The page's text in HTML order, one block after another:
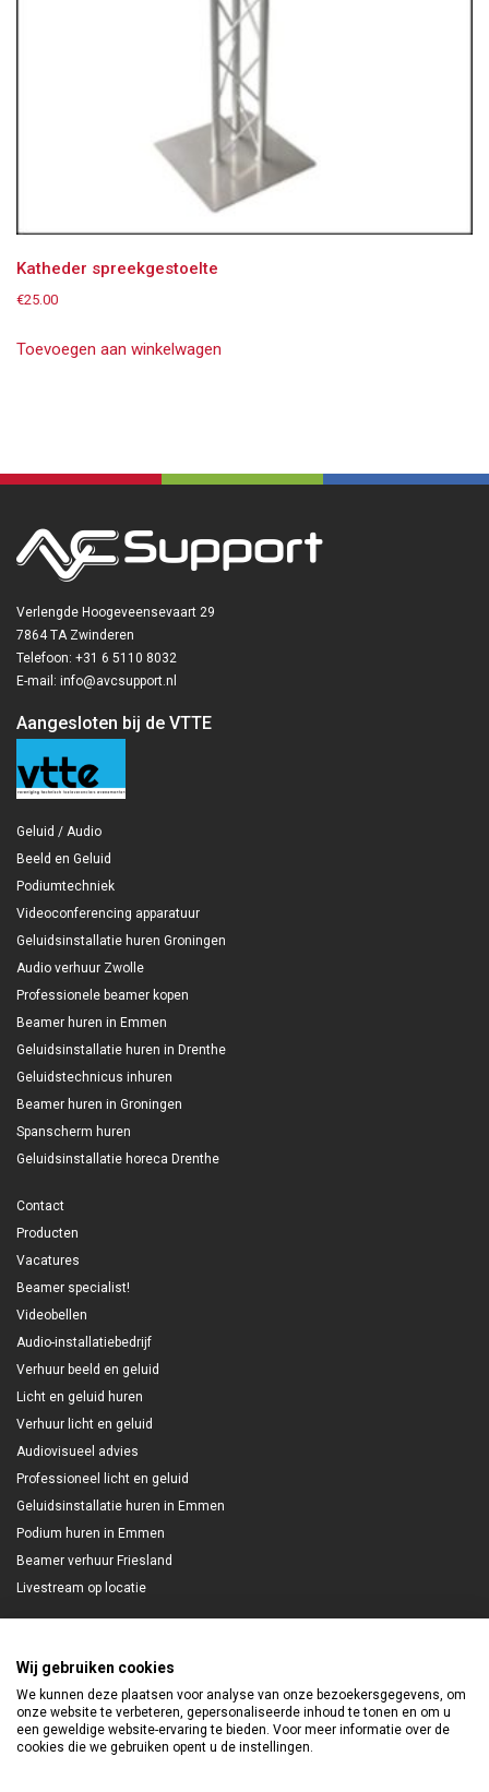
Katheder spreekgestoelte
€25.00
Toevoegen aan winkelwagen
Verlengde Hoogeveensevaart 29
7864 TA Zwinderen
Telefoon: +31 6 5110 8032
E-mail: info@avcsupport.nl
Aangesloten bij de VTTE
Geluid / Audio
Beeld en Geluid
Podiumtechniek
Videoconferencing apparatuur
Geluidsinstallatie huren Groningen
Audio verhuur Zwolle
Professionele beamer kopen
Beamer huren in Emmen
Geluidsinstallatie huren in Drenthe
Geluidstechnicus inhuren
Beamer huren in Groningen
Spanscherm huren
Geluidsinstallatie horeca Drenthe
Contact
Producten
Vacatures
Beamer specialist!
Videobellen
Audio-installatiebedrijf
Verhuur beeld en geluid
Licht en geluid huren
Verhuur licht en geluid
Audiovisueel advies
Professioneel licht en geluid
Geluidsinstallatie huren in Emmen
Podium huren in Emmen
Beamer verhuur Friesland
Livestream op locatie
Nieuwsbrief
Meld je aan en blijf gratis op de hoogte!
Wij gebruiken cookies
We kunnen deze plaatsen voor analyse van onze bezoekersgegevens, om
onze website te verbeteren, gepersonaliseerde inhoud te tonen en om u
een geweldige website-ervaring te bieden. Voor meer informatie over de
cookies die we gebruiken opent u de instellingen.